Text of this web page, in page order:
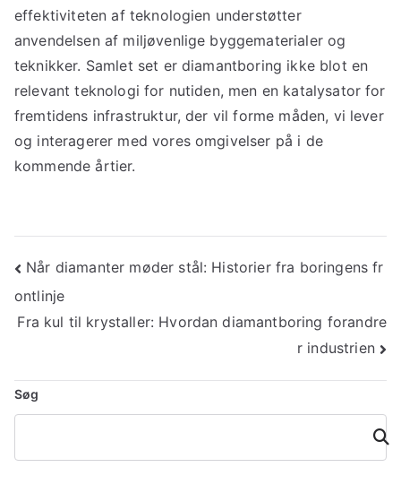
effektiviteten af teknologien understøtter
anvendelsen af miljøvenlige byggematerialer og
teknikker. Samlet set er diamantboring ikke blot en
relevant teknologi for nutiden, men en katalysator for
fremtidens infrastruktur, der vil forme måden, vi lever
og interagerer med vores omgivelser på i de
kommende årtier.
Indlægsnavigation
Når diamanter møder stål: Historier fra boringens fr
ontlinje
Fra kul til krystaller: Hvordan diamantboring forandre
r industrien
Søg
Søg